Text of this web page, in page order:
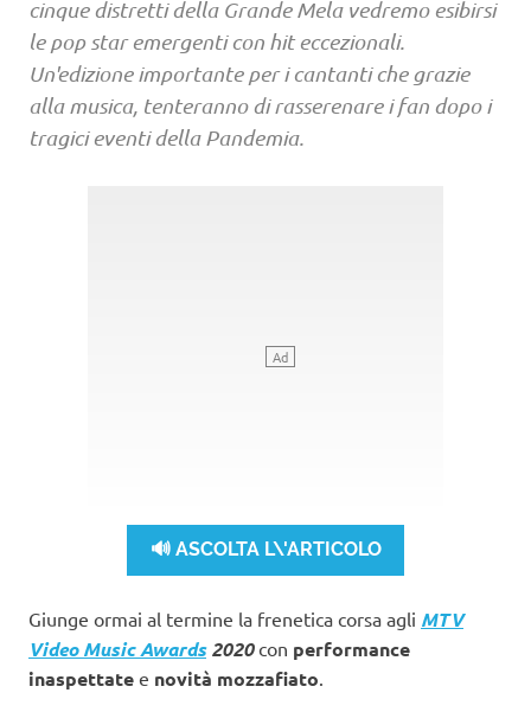
cinque distretti della Grande Mela vedremo esibirsi
le pop star emergenti con hit eccezionali.
Un'edizione importante per i cantanti che grazie
alla musica, tenteranno di rasserenare i fan dopo i
tragici eventi della Pandemia.
🔊 ASCOLTA L\'ARTICOLO
Giunge ormai al termine la frenetica corsa agli MTV
Video Music Awards2020con performance
inaspettate e novità mozzafiato